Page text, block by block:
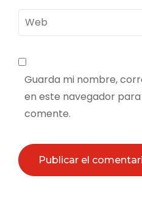
Web
Guarda mi nombre,
en este navegador
comente.